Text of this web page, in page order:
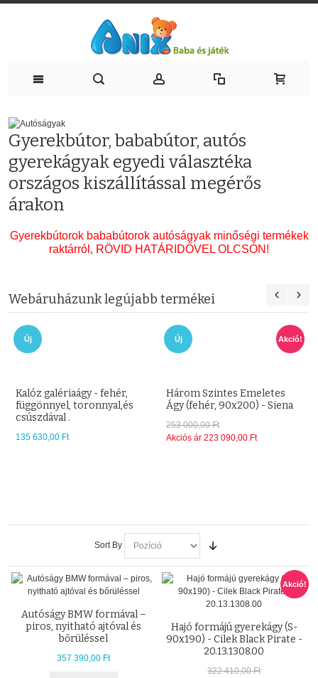
Gyerekbútor, bababútor, autós
gyerekágyak egyedi választéka
országos kiszállítással megérős
árakon
Gyerekbútorok bababútorok autóságyak minőségi termékek
raktárról, RÖVID HATÁRIDŐVEL OLCSÓN!
Webáruházunk legújabb termékei
Új
Három Szintes Emeletes
Ágy (fehér, 90x200) - Siena
Akciós ár 223 090,00 Ft
Új
Multifunkciós galériaágy (7
választható színben) gyerek
412 050,00 Ft
Sort By
Autóságy BMW formával –
piros, nyitható ajtóval és
bőrüléssel
357 390,00 Ft
Akció!
Hajó formájú gyerekágy (S-
90x190) - Cilek Black Pirate -
20.13.1308.00
322 410,00 Ft